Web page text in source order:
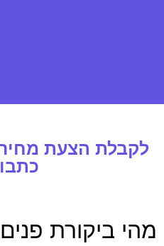
לקבלת הצעת
מהי ביקורת